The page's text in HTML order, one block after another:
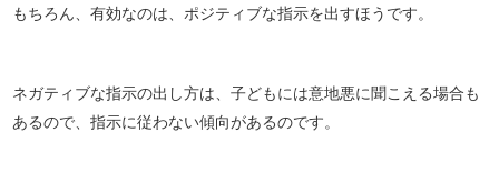
もちろん、有効なのは、ポジティブな指示を出すほうです。
ネガティブな指示の出し方は、子どもには意地悪に聞こえる場合も
あるので、指示に従わない傾向があるのです。